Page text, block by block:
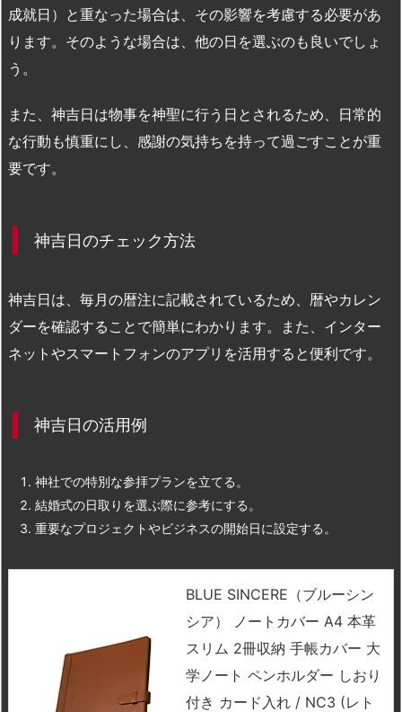
成就日）と重なった場合は、その影響を考慮する必要があ
ります。そのような場合は、他の日を選ぶのも良いでしょ
う。
また、神吉日は物事を神聖に行う日とされるため、日常的
な行動も慎重にし、感謝の気持ちを持って過ごすことが重
要です。
神吉日のチェック方法
神吉日は、毎月の暦注に記載されているため、暦やカレン
ダーを確認することで簡単にわかります。また、インター
ネットやスマートフォンのアプリを活用すると便利です。
神吉日の活用例
神社での特別な参拝プランを立てる。
結婚式の日取りを選ぶ際に参考にする。
重要なプロジェクトやビジネスの開始日に設定する。
BLUE SINCERE（ブルーシン
シア） ノートカバー A4 本革
スリム 2冊収納 手帳カバー 大
学ノート ペンホルダー しおり
付き カード入れ / NC3 (レト